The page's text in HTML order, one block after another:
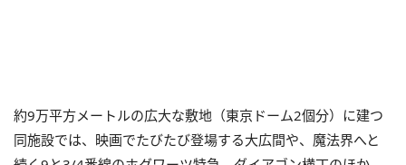
約9万平方メートルの広大な敷地（東京ドーム2個分）に建つ
同施設では、映画でたびたび登場する大広間や、魔法界へと